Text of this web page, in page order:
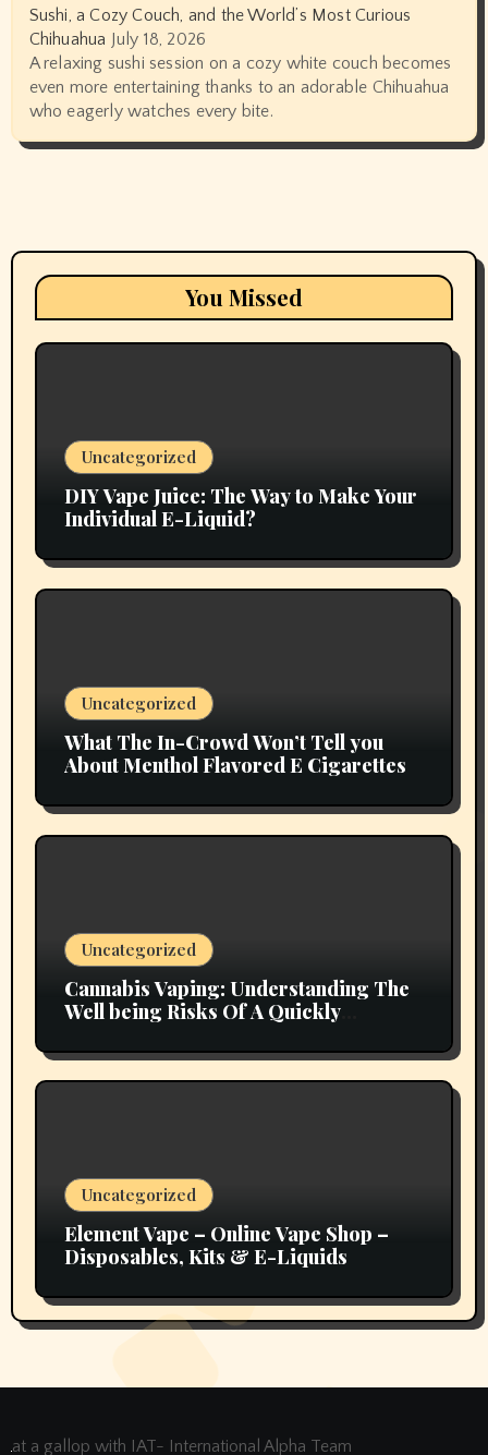
Sushi, a Cozy Couch, and the World’s Most Curious
Chihuahua
July 18, 2026
A relaxing sushi session on a cozy white couch becomes
even more entertaining thanks to an adorable Chihuahua
who eagerly watches every bite.
You Missed
Uncategorized
DIY Vape Juice: The Way to Make Your
Individual E-Liquid?
Uncategorized
What The In-Crowd Won’t Tell you
About Menthol Flavored E Cigarettes
Uncategorized
Cannabis Vaping: Understanding The
Well being Risks Of A Quickly
Uncategorized
Element Vape – Online Vape Shop –
Disposables, Kits & E-Liquids
at a gallop with IAT- International Alpha Team